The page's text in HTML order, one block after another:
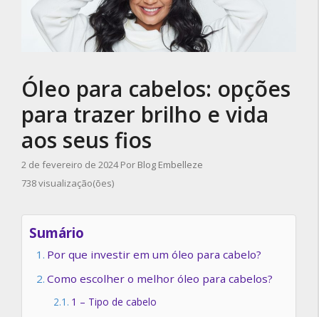
Óleo para cabelos: opções
para trazer brilho e vida
aos seus fios
2 de fevereiro de 2024 Por Blog Embelleze
738 visualização(ões)
Sumário
Por que investir em um óleo para cabelo?
Como escolher o melhor óleo para cabelos?
1 – Tipo de cabelo